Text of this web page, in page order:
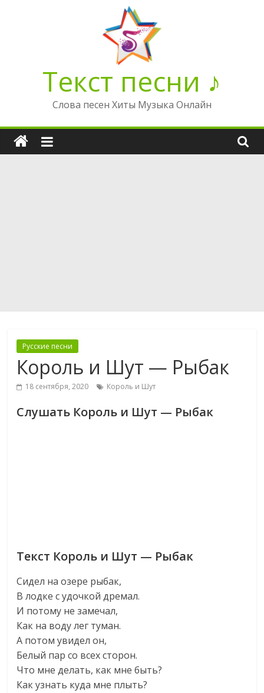
Текст песни ♪
Слова песен Хиты Музыка Онлайн
Русские песни
Король и Шут — Рыбак
18 сентября, 2020 Король и Шут
Слушать Король и Шут — Рыбак
Текст Король и Шут — Рыбак
Сидел на озере рыбак,
В лодке с удочкой дремал.
И потому не замечал,
Как на воду лег туман.
А потом увидел он,
Белый пар со всех сторон.
Что мне делать, как мне быть?
Как узнать куда мне плыть?